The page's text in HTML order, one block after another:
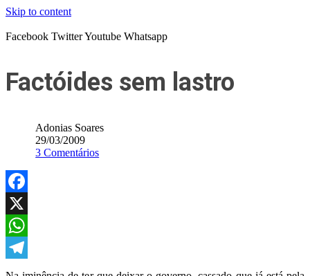
Skip to content
Facebook TwitterYoutube Whatsapp
Factóides sem lastro
Adonias Soares
29/03/2009
3 Comentários
Facebook
X
WhatsApp
Telegram